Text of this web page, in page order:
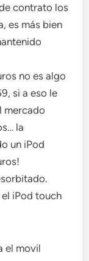
contrato los
es más bien
no es algo
si a eso le
mercado
la
un iPod
iPod touch
el movil